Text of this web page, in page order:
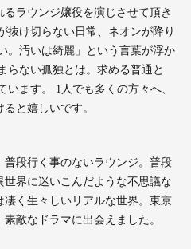
ラウンジ嬢役を演じさせて頂き
抜け切らない日常、ネオンが降り
。汚いは綺麗」という言葉が浮か
らない孤独とは。求める普通と
ます。 1人でも多くの方々へ、
と嬉しいです。
段行く事のないラウンジ。普段
界に迷いこんだような不思議な
く生々しいリアルな世界。東京
敵なドラマに出会えました。